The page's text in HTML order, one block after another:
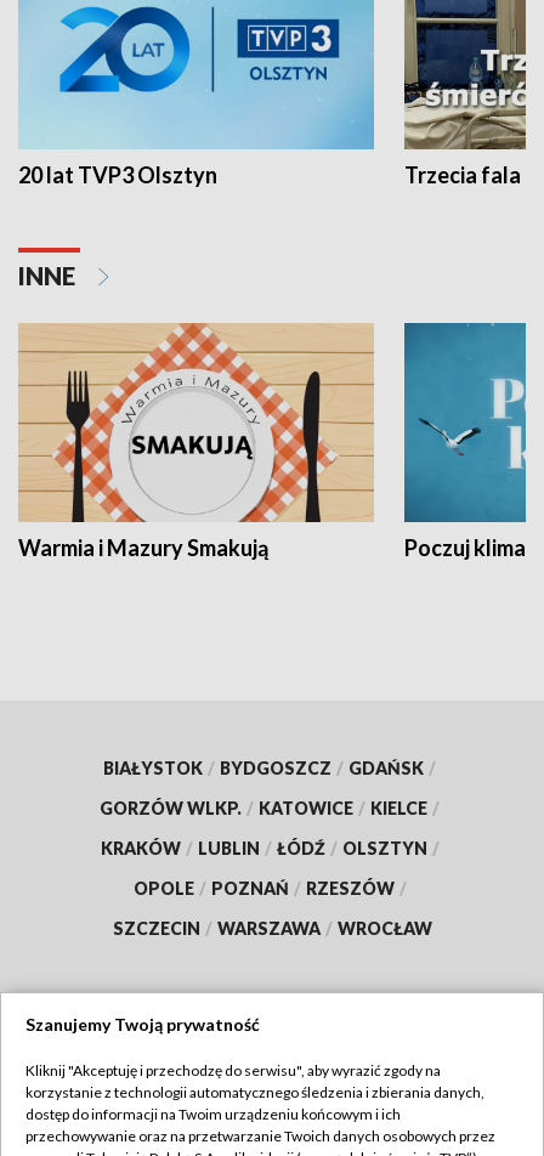
20 lat TVP3 Olsztyn Trzecia fala -
INNE
Warmia i Mazury Smakują Poczuj klimat
BIAŁYSTOK / BYDGOSZCZ / GDAŃSK /
GORZÓW WLKP. / KATOWICE / KIELCE /
KRAKÓW / LUBLIN / ŁÓDŹ / OLSZTYN /
OPOLE / POZNAŃ / RZESZÓW /
SZCZECIN / WARSZAWA / WROCŁAW
TVP
Abonament TVP
Regulamin TVP
Szanujemy Twoją prywatność
Kliknij "Akceptuję i przechodzę do serwisu", aby wyrazić zgody na
korzystanie z technologii automatycznego śledzenia i zbierania danych,
dostęp do informacji na Twoim urządzeniu końcowym i ich
przechowywanie oraz na przetwarzanie Twoich danych osobowych przez